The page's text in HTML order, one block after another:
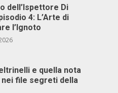
dell’Ispettore Di
4: L’Arte di
l’Ignoto
e quella nota
nei file segreti della